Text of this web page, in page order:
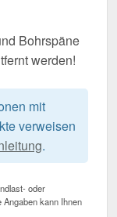
Bohrspäne
werden!
mit
verweisen
.
oder
Angaben kann Ihnen